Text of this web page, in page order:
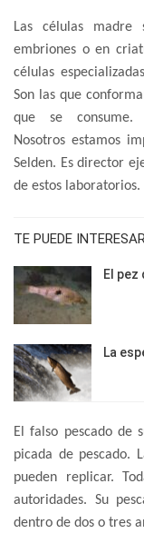
Las células
embriones o en
células
Son las que
que se
Nosotros estamos
Selden. Es director
de estos laboratorios.
TE PUEDE
El
La
El falso pescado de
picada de pescado.
pueden replicar.
autoridades. Su
dentro de dos o tres